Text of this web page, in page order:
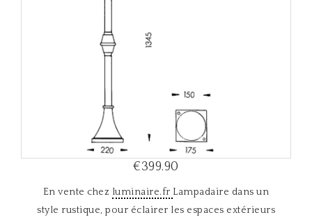
€399.90
En vente chez luminaire.fr Lampadaire dans un
style rustique, pour éclairer les espaces extérieurs